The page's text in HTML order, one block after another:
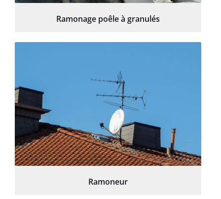
Ramonage poêle à granulés
Ramoneur